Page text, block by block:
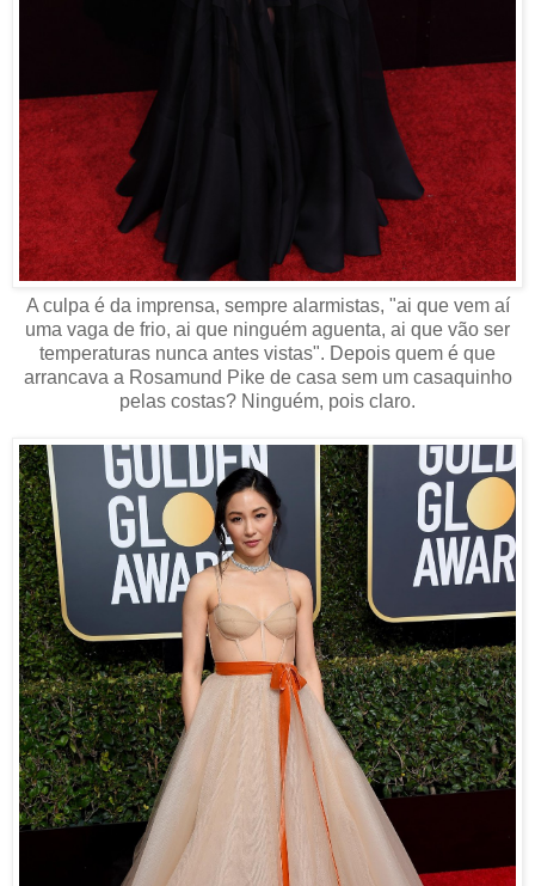
A culpa é da imprensa, sempre alarmistas, "ai que vem aí
uma vaga de frio, ai que ninguém aguenta, ai que vão ser
temperaturas nunca antes vistas". Depois quem é que
arrancava a Rosamund Pike de casa sem um casaquinho
pelas costas? Ninguém, pois claro.